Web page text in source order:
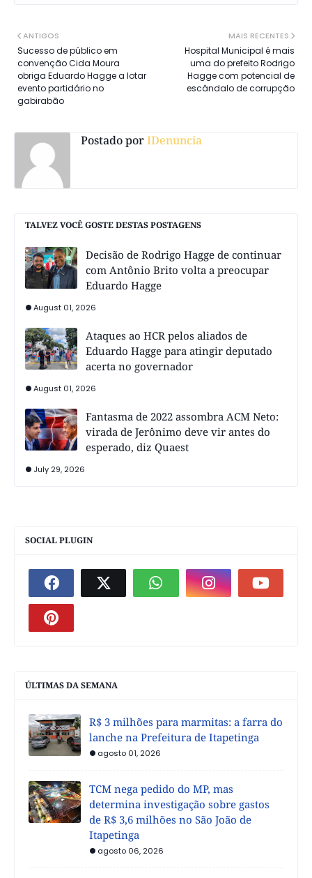
MAIS RECENTES
Hospital Municipal é mais
uma do prefeito Rodrigo
Hagge com potencial de
escândalo de corrupção
ANTIGOS
Sucesso de público em
convenção Cida Moura
obriga Eduardo Hagge a lotar
evento partidário no
gabirabão
Postado porIDenuncia
TALVEZ VOCÊ GOSTE DESTAS POSTAGENS
Decisão de Rodrigo Hagge de continuar
com Antônio Brito volta a preocupar
Eduardo Hagge
August 01, 2026
Ataques ao HCR pelos aliados de
Eduardo Hagge para atingir deputado
acerta no governador
August 01, 2026
Fantasma de 2022 assombra ACM Neto:
virada de Jerônimo deve vir antes do
esperado, diz Quaest
July 29, 2026
SOCIAL PLUGIN
ÚLTIMAS DA SEMANA
R$ 3 milhões para marmitas: a farra do
lanche na Prefeitura de Itapetinga
agosto 01, 2026
TCM nega pedido do MP, mas
determina investigação sobre gastos
de R$ 3,6 milhões no São João de
Itapetinga
agosto 06, 2026